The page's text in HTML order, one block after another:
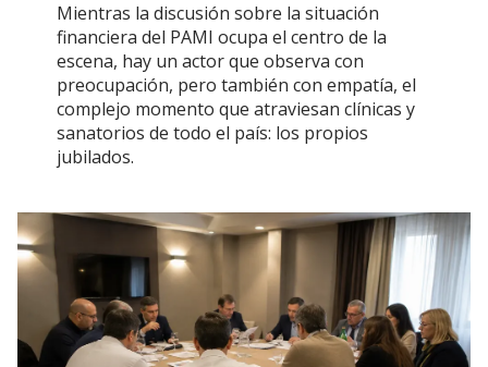
Mientras la discusión sobre la situación
financiera del PAMI ocupa el centro de la
escena, hay un actor que observa con
preocupación, pero también con empatía, el
complejo momento que atraviesan clínicas y
sanatorios de todo el país: los propios
jubilados.